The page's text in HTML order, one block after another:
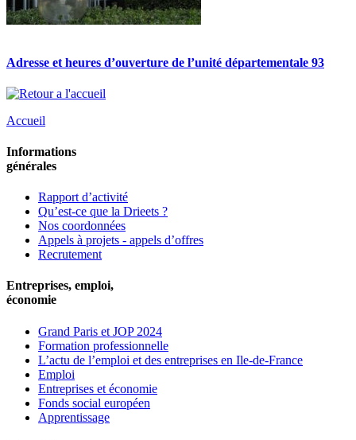
Adresse et heures d’ouverture de l’unité départementale 93
Accueil
Informations
générales
Rapport d’activité
Qu’est-ce que la Drieets ?
Nos coordonnées
Appels à projets - appels d’offres
Recrutement
Entreprises, emploi,
économie
Grand Paris et JOP 2024
Formation professionnelle
L’actu de l’emploi et des entreprises en Ile-de-France
Emploi
Entreprises et économie
Fonds social européen
Apprentissage